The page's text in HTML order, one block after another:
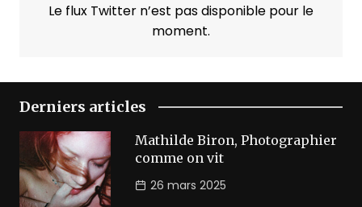
Le flux Twitter n’est pas disponible pour le
moment.
Derniers articles
Mathilde Biron, Photographier
comme on vit
26 mars 2025